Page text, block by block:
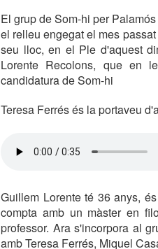
El grup de Som-hi per
el relleu engegat el mes
seu lloc, en el Ple d'aquest
Lorente Recolons, que en
candidatura de Som-hi
Teresa Ferrés és la portaveu
Guillem Lorente té 36 anys,
compta amb un màster en
professor. Ara s'incorpora al
amb Teresa Ferrés, Miquel